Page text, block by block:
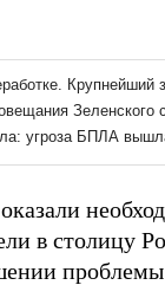
в столицу